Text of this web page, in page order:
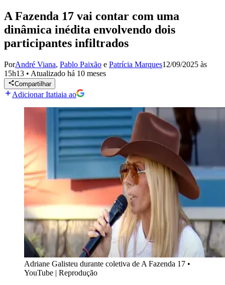
A Fazenda 17 vai contar com uma
dinâmica inédita envolvendo dois
participantes infiltrados
PorAndré Viana, Pablo Paixão e Patrícia Marques12/09/2025 às
15h13 • Atualizado há 10 meses
Compartilhar
Adicionar Itatiaia ao
Adriane Galisteu durante coletiva de A Fazenda 17 •
YouTube | Reprodução